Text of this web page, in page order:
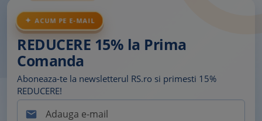
ACUM PE E-MAIL
REDUCERE 15% la Prima
Comanda
Aboneaza-te la newsletterul RS.ro si primesti 15%
REDUCERE!
